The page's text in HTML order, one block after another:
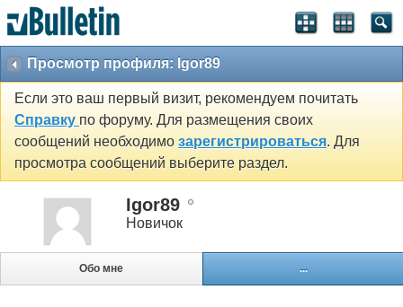
Просмотр профиля: Igor89
Если это ваш первый визит, рекомендуем почитать
Справку по форуму. Для размещения своих
сообщений необходимо зарегистрироваться. Для
просмотра сообщений выберите раздел.
Igor89
Новичок
Обо мне ...